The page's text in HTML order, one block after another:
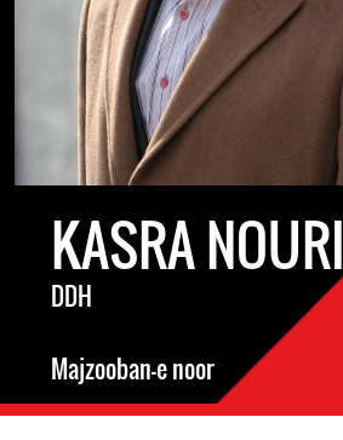
KASRA NOURI
DDH
Majzooban-e noor